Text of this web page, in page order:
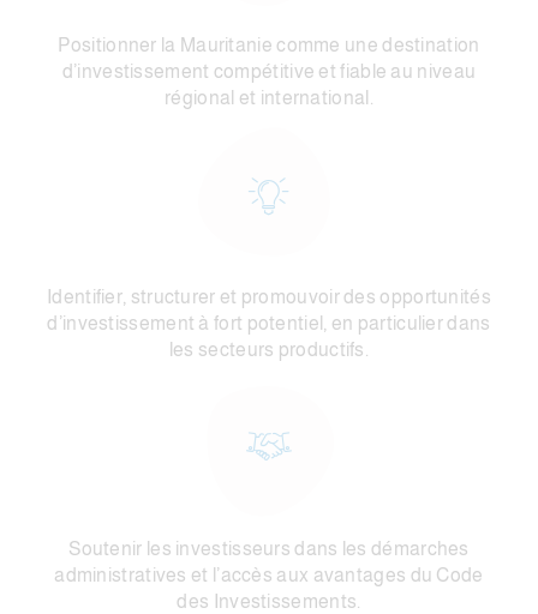
Positionner la Mauritanie comme une destination
d’investissement compétitive et fiable au niveau
régional et international.
Identifier, structurer et promouvoir des opportunités
d’investissement à fort potentiel, en particulier dans
les secteurs productifs.
Soutenir les investisseurs dans les démarches
administratives et l’accès aux avantages du Code
des Investissements.